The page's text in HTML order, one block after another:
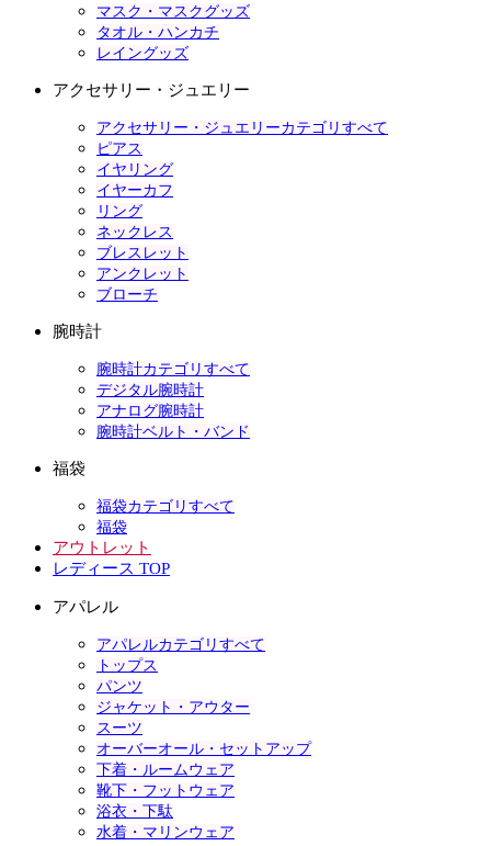
マスク・マスクグッズ
タオル・ハンカチ
レイングッズ
アクセサリー・ジュエリー
アクセサリー・ジュエリーカテゴリすべて
ピアス
イヤリング
イヤーカフ
リング
ネックレス
ブレスレット
アンクレット
ブローチ
腕時計
腕時計カテゴリすべて
デジタル腕時計
アナログ腕時計
腕時計ベルト・バンド
福袋
福袋カテゴリすべて
福袋
アウトレット
レディース TOP
アパレル
アパレルカテゴリすべて
トップス
パンツ
ジャケット・アウター
スーツ
オーバーオール・セットアップ
下着・ルームウェア
靴下・フットウェア
浴衣・下駄
水着・マリンウェア